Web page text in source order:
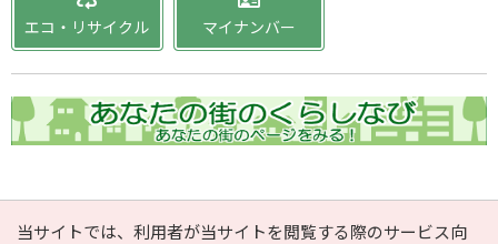
エコ・リサイクル マイナンバー
PAGE TOP
当サイトでは、利用者が当サイトを閲覧する際のサービス向